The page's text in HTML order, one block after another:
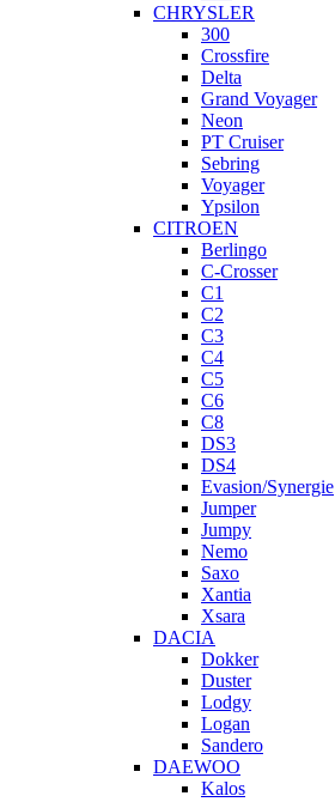
CHRYSLER
300
Crossfire
Delta
Grand Voyager
Neon
PT Cruiser
Sebring
Voyager
Ypsilon
CITROEN
Berlingo
C-Crosser
C1
C2
C3
C4
C5
C6
C8
DS3
DS4
Evasion/Synergie
Jumper
Jumpy
Nemo
Saxo
Xantia
Xsara
DACIA
Dokker
Duster
Lodgy
Logan
Sandero
DAEWOO
Kalos